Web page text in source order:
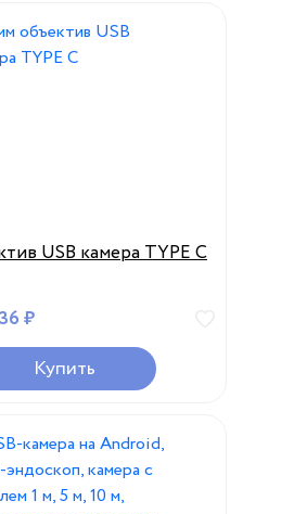
USB камера TYPE C
₽
Купить